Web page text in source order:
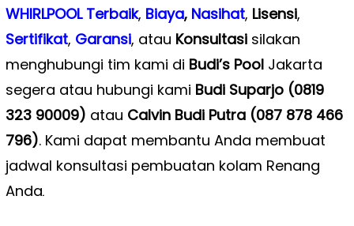
WHIRLPOOL Terbaik, Biaya, Nasihat, Lisensi,
Sertifikat, Garansi, atau Konsultasisilakan
menghubungi tim kami di Budi’s PoolJakarta
segera atau hubungi kami Budi Suparjo (0819
323 90009) atau Calvin Budi Putra (087 878 466
796). Kami dapat membantu Anda membuat
jadwal konsultasi pembuatan kolam Renang
Anda.